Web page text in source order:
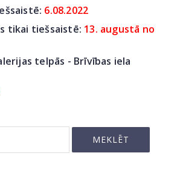
6.08.2022
tikai tiešsaistē: 13. augustā no
telpās - Brīvības iela